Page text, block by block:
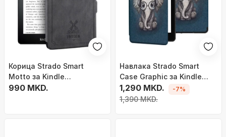
Корица Strado Smart
Motto за Kindle
Paperwhite 1/2/3, функција
990 MKD.
Навлака Strado Smart
Case Graphic за Kindle
Paperwhite 1 2 3,
магнетна, auto sleep
1,290 MKD.
1,390 MKD.
-7%